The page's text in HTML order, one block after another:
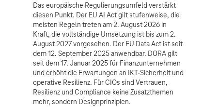
Das europäische Regulierungsumfeld verstärkt
diesen Punkt. Der EU AI Act gilt stufenweise, die
meisten Regeln treten am 2. August 2026 in
Kraft, die vollständige Umsetzung ist bis zum 2.
August 2027 vorgesehen. Der EU Data Act ist seit
dem 12. September 2025 anwendbar. DORA gilt
seit dem 17. Januar 2025 für Finanzunternehmen
und erhöht die Erwartungen an IKT-Sicherheit und
operative Resilienz. Für CIOs sind Vertrauen,
Resilienz und Compliance keine Zusatzthemen
mehr, sondern Designprinzipien.